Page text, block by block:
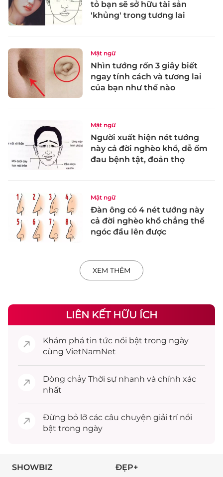
tỏ bạn sẽ sở hữu tài sản
'khủng' trong tương lai
Mật ngữ
Nhìn tướng rốn 3 giây biết
ngay tính cách và tương lai
của bạn như thế nào
Mật ngữ
Người xuất hiện nét tướng
này cả đời nghèo khổ, dễ ốm
đau bệnh tật, đoản thọ
Mật ngữ
Đàn ông có 4 nét tướng này
cả đời nghèo khổ chẳng thể
ngóc đầu lên được
XEM THÊM
LIÊN KẾT HỮU ÍCH
Khám phá tin tức nổi bật trong ngày
cùng VietNamNet
Dòng chảy Thời sự nhanh và chính xác
nhất
Đừng bỏ lỡ các câu chuyện giải trínổi
bật trong ngày
SHOWBIZ ĐẸP+